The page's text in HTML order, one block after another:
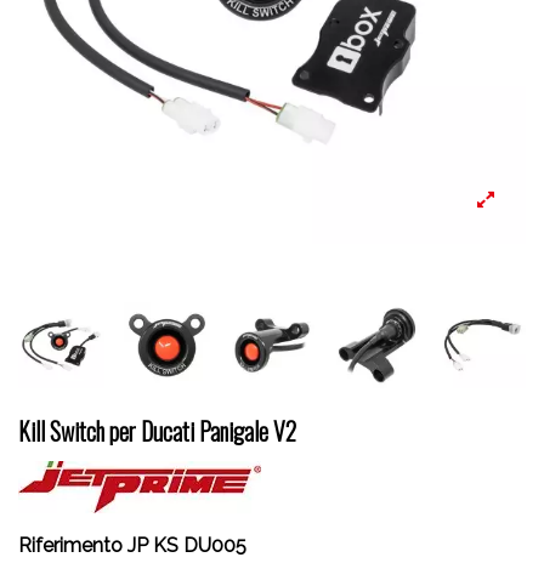
Kill Switch per Ducati Panigale V2
Riferimento JP KS DU005